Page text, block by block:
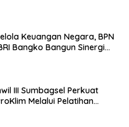
Keuangan Negara, BPN
Bangko Bangun Sinergi
III Sumbagsel Perkuat
Melalui Pelatihan